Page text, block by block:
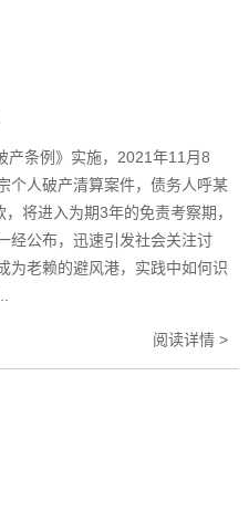
产条例》实施，2021年11月8
个人破产清算案件，债务人呼某
将进入为期3年的免责考察期，
经公布，迅速引发社会关注讨
为老赖的避风港，实践中如何识
阅读详情 >